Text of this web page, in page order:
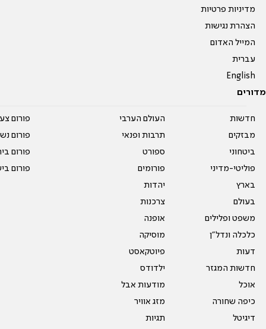
מדיניות פרטיות
הצהרת נגישות
המייל האדום
עברית
English
מדורים
חדשות
מבזקים
ביטחוני
פוליטי-מדיני
בארץ
בעולם
משפט ופלילים
כלכלה ונדל"ן
דעות
חדשות המגזר
אוכל
כיפה שחורה
דיגיטל
העולם הערבי
תרבות ופנאי
ספורט
פורומים
יהדות
צרכנות
אופנה
מוסיקה
פיוטקאסט
ילדודס
מודעות אבל
מזג אוויר
תגיות
פורום
פורום
פורום
פורום